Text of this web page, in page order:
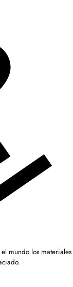
mundo los materiales